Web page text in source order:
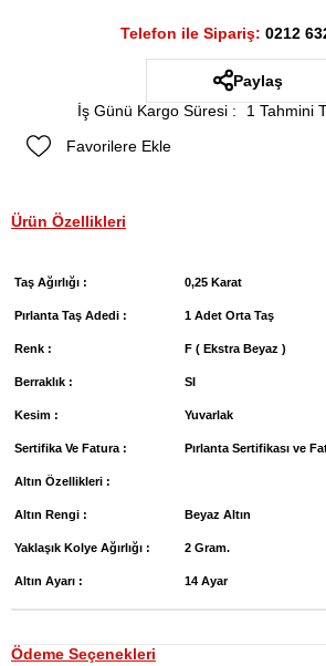
Telefon ile Sipariş: 0212
Paylaş
İş Günü Kargo Süresi :
1 Tahmini
Favorilere Ekle
Ürün Özellikleri
Taş Ağırlığı : 0,25 Karat
Pırlanta Taş Adedi : 1 Adet Orta Taş
Renk : F ( Ekstra Beyaz )
Berraklık : SI
Kesim : Yuvarlak
Sertifika Ve Fatura : Pırlanta Sertifikası ve
Altın Özellikleri :
Altın Rengi : Beyaz Altın
Yaklaşık Kolye Ağırlığı : 2 Gram.
Altın Ayarı : 14 Ayar
Ödeme Seçenekleri